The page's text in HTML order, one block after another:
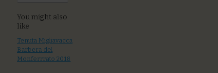
You might also
like
Tenuta Migliavacca
Barbera del
Monferrrato 2018